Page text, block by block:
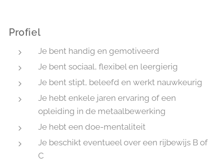
Profiel
Je bent handig en gemotiveerd
Je bent sociaal, flexibel en leergierig
Je bent stipt, beleefd en werkt nauwkeurig
Je hebt enkele jaren ervaring of een
opleiding in de metaalbewerking
Je hebt een doe-mentaliteit
Je beschikt eventueel over een rijbewijs B of
C